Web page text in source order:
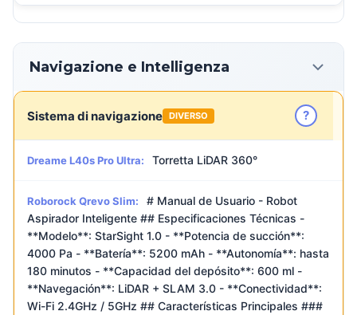
Navigazione e Intelligenza
Sistema di navigazione DIVERSO ?
Dreame L40s Pro Ultra: Torretta LiDAR 360°
Roborock Qrevo Slim:
# Manual de Usuario - Robot
Aspirador Inteligente ## Especificaciones Técnicas -
**Modelo**: StarSight 1.0 - **Potencia de succión**:
4000 Pa - **Batería**: 5200 mAh - **Autonomía**: hasta
180 minutos - **Capacidad del depósito**: 600 ml -
**Navegación**: LiDAR + SLAM 3.0 - **Conectividad**:
Wi-Fi 2.4GHz / 5GHz ## Características Principales ###